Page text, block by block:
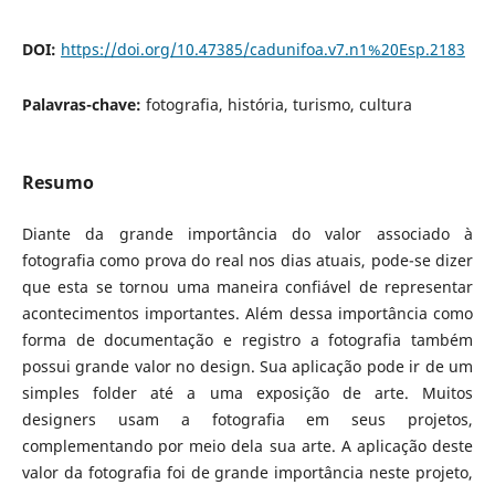
DOI: https://doi.org/10.47385/cadunifoa.v7.n1%20Esp.2183
Palavras-chave: fotografia, história, turismo, cultura
Resumo
Diante da grande importância do valor associado à
fotografia como prova do real nos dias atuais, pode-se dizer
que esta se tornou uma maneira confiável de representar
acontecimentos importantes. Além dessa importância como
forma de documentação e registro a fotografia também
possui grande valor no design. Sua aplicação pode ir de um
simples folder até a uma exposição de arte. Muitos
designers usam a fotografia em seus projetos,
complementando por meio dela sua arte. A aplicação deste
valor da fotografia foi de grande importância neste projeto,